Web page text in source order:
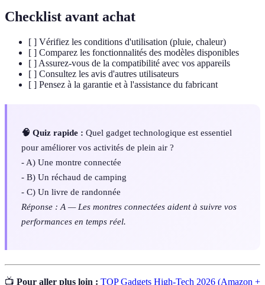
Checklist avant achat
[ ] Vérifiez les conditions d'utilisation (pluie, chaleur)
[ ] Comparez les fonctionnalités des modèles disponibles
[ ] Assurez-vous de la compatibilité avec vos appareils
[ ] Consultez les avis d'autres utilisateurs
[ ] Pensez à la garantie et à l'assistance du fabricant
🧠 Quiz rapide : Quel gadget technologique est essentiel
pour améliorer vos activités de plein air ?
- A) Une montre connectée
- B) Un réchaud de camping
- C) Un livre de randonnée
Réponse : A — Les montres connectées aident à suivre vos
performances en temps réel.
📺 Pour aller plus loin : TOP Gadgets High-Tech 2026 (Amazon +